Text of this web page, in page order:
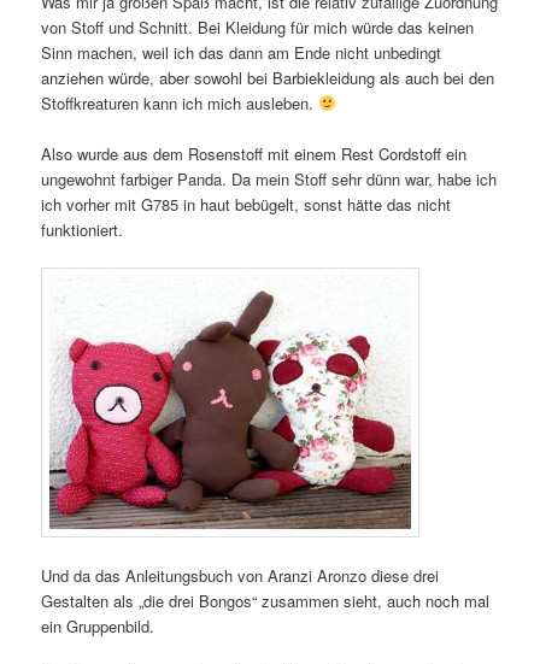
von Stoff und Schnitt. Bei Kleidung für mich würde das keinen
Sinn machen, weil ich das dann am Ende nicht unbedingt
anziehen würde, aber sowohl bei Barbiekleidung als auch bei den
Stoffkreaturen kann ich mich ausleben.
Also wurde aus dem Rosenstoff mit einem Rest Cordstoff ein
ungewohnt farbiger Panda. Da mein Stoff sehr dünn war, habe ich
ich vorher mit G785 in haut bebügelt, sonst hätte das nicht
funktioniert.
Und da das Anleitungsbuch von Aranzi Aronzo diese drei
Gestalten als „die drei Bongos“ zusammen sieht, auch noch mal
ein Gruppenbild.